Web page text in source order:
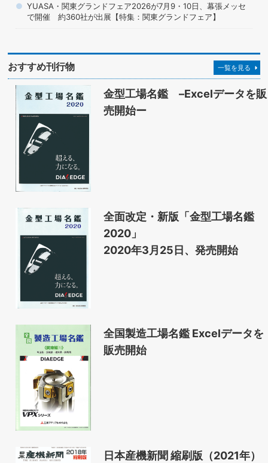
YUASA・関東グランドフェア2026が7月9・10日、幕張メッセ
で開催 約360社が出展【特集：関東グランドフェア】
おすすめ刊行物 一覧を見る
金型工場名鑑 –Excelデータを販
売開始ー
全面改定・新版「金型工場名鑑
2020」
2020年3月25日、発売開始
全国製造工場名鑑 Excelデータを
販売開始
日本産機新聞 縮刷版（2021年）